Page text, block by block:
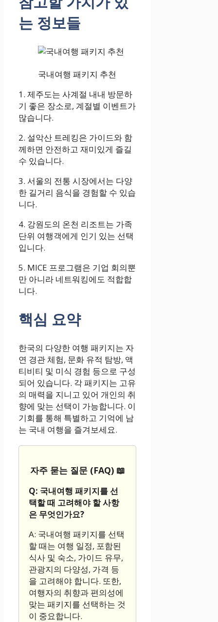
는 정보들
국내여행 패키지 추천
1. 제주도는 사계절 내내 방문하
기 좋은 장소로, 계절별 이벤트가
많습니다.
2. 설악산 트레킹은 가이드와 함
께하면 안전하고 재미있게 즐길
수 있습니다.
3. 서울의 전통 시장에서는 다양
한 길거리 음식을 경험할 수 있습
니다.
4. 강원도의 온천 리조트는 가족
단위 여행객에게 인기 있는 선택
입니다.
5. MICE 프로그램은 기업 회의뿐
만 아니라 네트워킹에도 적합합
니다.
핵심 요약
한국의 다양한 여행 패키지는 자
연 경관 체험, 문화 유적 탐방, 액
티비티 및 미식 경험 등으로 구성
되어 있습니다. 각 패키지는 고유
의 매력을 지니고 있어 개인의 취
향에 맞는 선택이 가능합니다. 이
기회를 통해 특별하고 기억에 남
는 국내 여행을 즐겨보세요.
자주 묻는 질문 (FAQ) 📖
Q: 국내여행 패키지를 선
택할 때 고려해야 할 사항
은 무엇인가요?
A: 국내여행 패키지를 선택
할 때는 여행 일정, 포함된
식사 및 숙소, 가이드 유무,
관광지의 다양성, 가격 등
을 고려해야 합니다. 또한,
여행자의 취향과 편의성에
맞는 패키지를 선택하는 것
이 중요합니다.